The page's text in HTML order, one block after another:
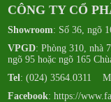
CÔNG TY CỔ
Showroom: Số 36, ngõ
VPGD: Phòng 310, nhà
ngõ 95 hoặc ngõ 165
Tel: (024) 3564.0311
Facebook:https://